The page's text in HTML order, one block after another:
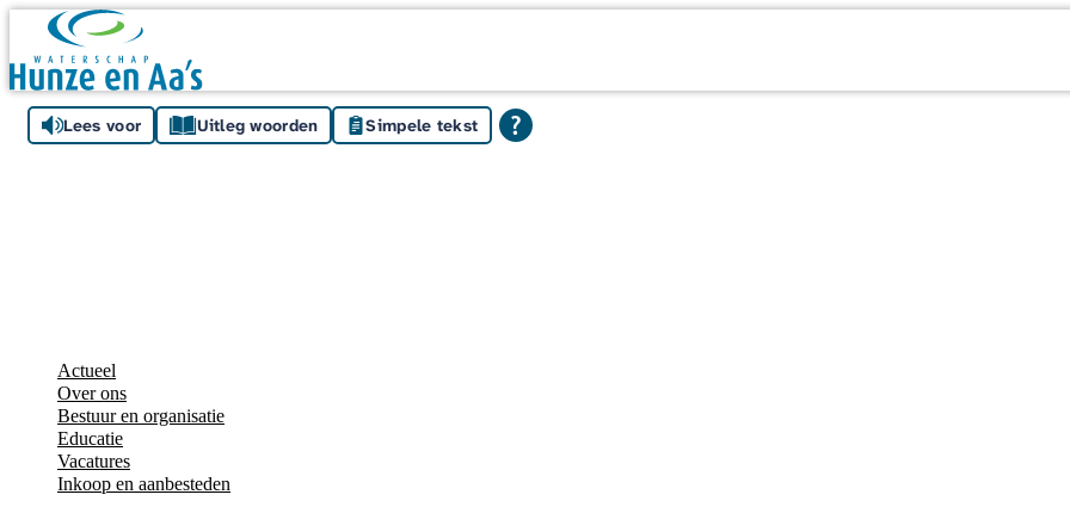
Skip navigation
Lees voor Uitleg woorden Simpele tekst
Actueel
Over ons
Bestuur en organisatie
Educatie
Vacatures
Inkoop en aanbesteden